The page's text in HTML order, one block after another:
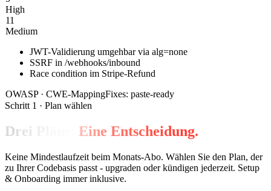
High
11
Medium
JWT-Validierung umgehbar via alg=none
SSRF in /webhooks/inbound
Race condition im Stripe-Refund
OWASP · CWE-MappingFixes: paste-ready
Schritt 1 · Plan wählen
Drei Pläne. Eine Entscheidung.
Keine Mindestlaufzeit beim Monats-Abo. Wählen Sie den Plan, der
zu Ihrer Codebasis passt - upgraden oder kündigen jederzeit. Setup
& Onboarding immer inklusive.